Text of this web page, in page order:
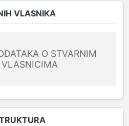
VLASNIKA
O STVARNIM
VLASNICIMA